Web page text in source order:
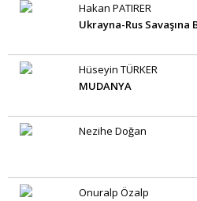
Hakan PATIRER
Ukrayna-Rus Savaşına
Hüseyin TÜRKER
MUDANYA
Nezihe Doğan
Onuralp Özalp